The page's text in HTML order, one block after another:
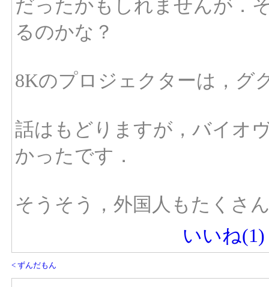
だったかもしれませんが．
るのかな？
8Kのプロジェクターは，グ
話はもどりますが，バイオ
かったです．
そうそう，外国人もたくさ
いいね(1)
< ずんだもん